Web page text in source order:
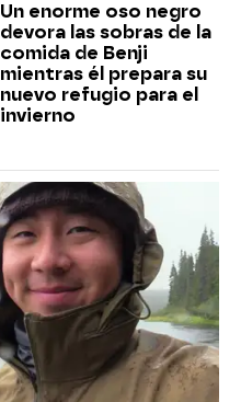
Un enorme oso negro
devora las sobras de la
comida de Benji
mientras él prepara su
nuevo refugio para el
invierno